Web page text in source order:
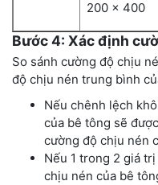
200 x 400
Bước 4: Xác định
So sánh cường độ chịu
độ chịu nén trung bình
Nếu chênh lệch
của bê tông sẽ
cường độ chịu nén
Nếu 1 trong 2 giá
chịu nén của bê